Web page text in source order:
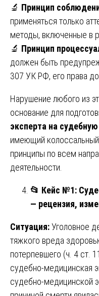
🔬 Принцип
применяться только
методы, включенные в
🔬 Принцип
должен быть
307 УК РФ, его права
Нарушение любого из
основание для
эксперта на
имеющий колоссальный
принципы по всем
деятельности.
📂 Кейс №1:
— рецензия,
Ситуация:Уголовное
тяжкого вреда
потерпевшего (ч. 4 ст.
судебно-медицинская
судебно-медицинской